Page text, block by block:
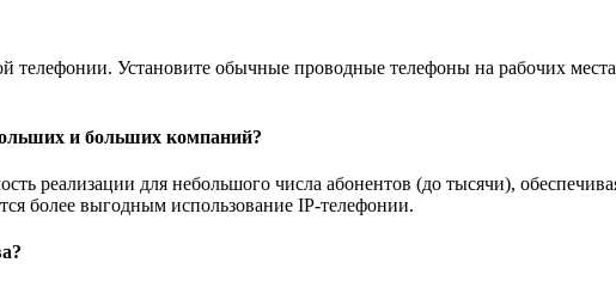
телефонии. Установите обычные проводные телефоны на рабочих
и больших компаний?
реализации для небольшого числа абонентов (до тысячи),
более выгодным использование IP-телефонии.